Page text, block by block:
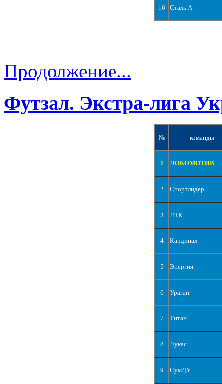
16 Сталь А
Продолжение...
Футзал. Экстра-лига
№ команды
1 ЛОКОМОТИВ
2 Спортлидер
3 ЛТК
4 Кардинал
5 Энергия
6 Ураган
7 Титан
8 Лукас
9 СумДУ